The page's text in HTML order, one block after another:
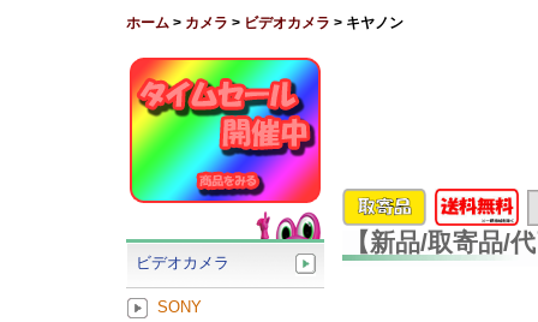
ホーム > カメラ > ビデオカメラ > キヤノン
【新品/取寄品/
ビデオカメラ
SONY